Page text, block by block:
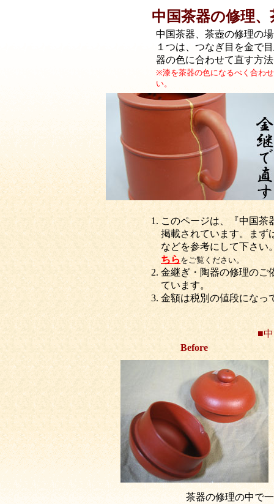
中国茶器の修理
中国茶器、茶壺の修理の
１つは、つなぎ目を金で
器の色に合わせて直す方
※漆を茶器の色になるべく合わ
い。
このページは、『中国茶
掲載されています。まず
などを参考にして下さい
ちらをご覧ください。
金継ぎ・陶器の修理のご
ています。
金額は税別の値段になっ
■
Before
茶器の修理の中で